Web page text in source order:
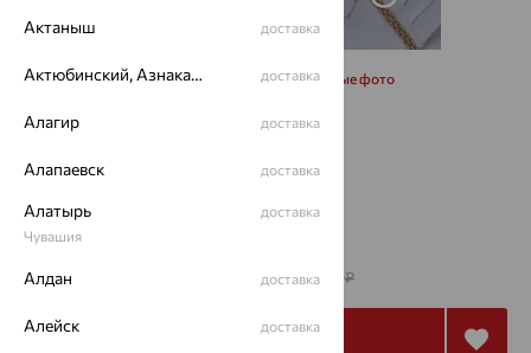
Запросить дополнительные фото
от 130 491 362 476₽
Купить
Актаныш доставка
Актюбинский, Азнакаевский район доставка
Алагир доставка
Алапаевск доставка
Алатырь
Чувашия
доставка
Алдан доставка
Алейск доставка